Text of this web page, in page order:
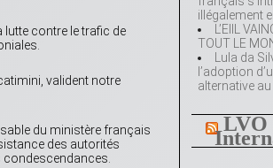
illégalement
L’EIIL
TOUT LE
Lula da
l’adoption
alternative
LVO
lutte contre le trafic de
valident notre
du ministère français
des autorités
condescendances.